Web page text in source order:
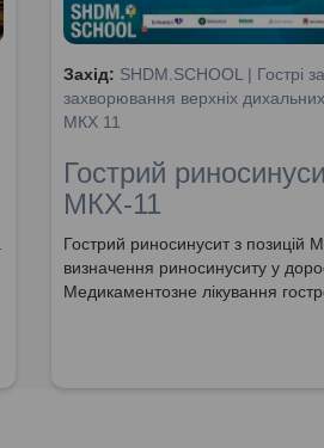
Захід: SHDM.SCHOOL | Гострі
захворювання верхніх дихальних
МКХ 11
Гострий
МКХ-11
Гострий риносинусит з позицій
визначення риносинуситу у
Медикаментозне лікування